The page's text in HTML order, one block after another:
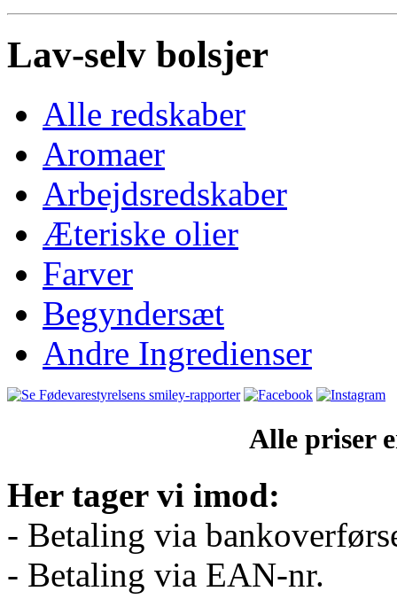
Lav-selv bolsjer
Alle redskaber
Aromaer
Arbejdsredskaber
Æteriske olier
Farver
Begyndersæt
Andre Ingredienser
Alle priser
Her tager vi imod:
- Betaling via
- Betaling via EAN-nr.